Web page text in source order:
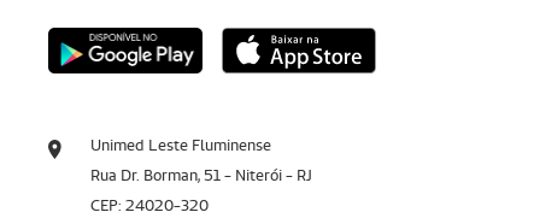
Unimed Leste Fluminense
Rua Dr. Borman, 51 - Niterói - RJ
CEP: 24020-320